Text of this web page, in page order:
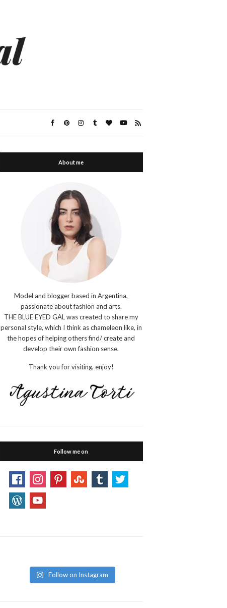
About me
Model and blogger based in Argentina,
passionate about fashion and arts.
THE BLUE EYED GAL was created to share my
personal style, which I think as chameleon like, in
the hopes of helping others find/ create and
develop their own fashion sense.
Thank you for visiting, enjoy!
Follow me on
Follow on Instagram